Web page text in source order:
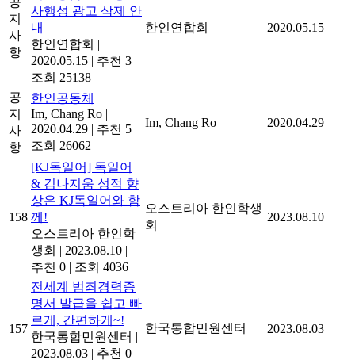
지
사
항
사행성 광고 삭제 안
내
한인연합회 |
2020.05.15 | 추천 3 |
조회 25138
한인연합회 2020.05.15
공
지
사
항
한인공동체
Im, Chang Ro |
2020.04.29 | 추천 5 |
조회 26062
Im, Chang Ro 2020.04.29
158
[KJ독일어] 독일어
& 김나지움 성적 향
상은 KJ독일어와 함
께!
오스트리아 한인학
생회 | 2023.08.10 |
추천 0 | 조회 4036
오스트리아 한인학생
회
2023.08.10
157
전세계 범죄경력증
명서 발급을 쉽고 빠
르게, 간편하게~!
한국통합민원센터 |
2023.08.03 | 추천 0 |
한국통합민원센터 2023.08.03